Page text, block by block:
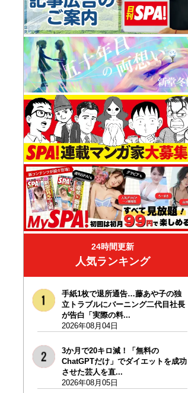
24時間更新
人気ランキング
手紙1枚で退所通告…藤あや子の独
立トラブルにバーニング二代目社長
が告白「実際の料...
2026年08月04日
3か月で20キロ減！「無料の
ChatGPTだけ」でダイエットを成功
させた芸人を直...
2026年08月05日